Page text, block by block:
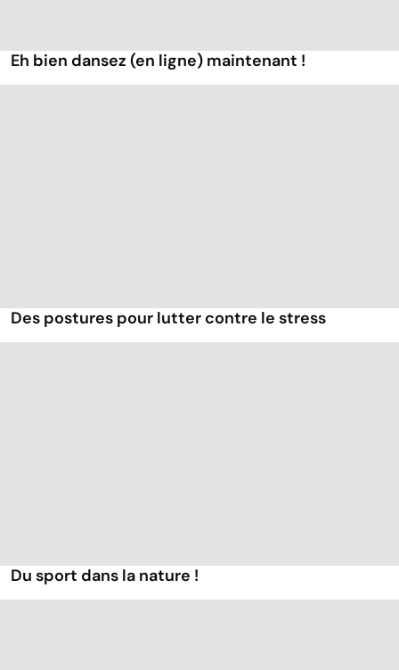
Eh bien dansez (en ligne) maintenant !
Des postures pour lutter contre le stress
Du sport dans la nature !